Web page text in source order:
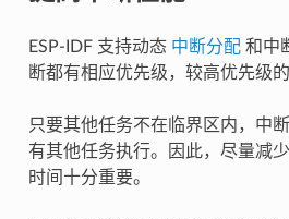
ESP-IDF 支持动态 中断分配和中
断都有相应优先级，较高优先级
只要其他任务不在临界区内，中
有其他任务执行。因此，尽量减
时间十分重要。